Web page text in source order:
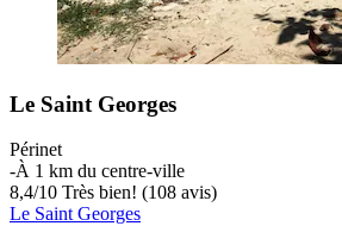
Le Saint Georges
Périnet
‐À 1 km du centre-ville
8,4/10 Très bien! (108 avis)
Le Saint Georges